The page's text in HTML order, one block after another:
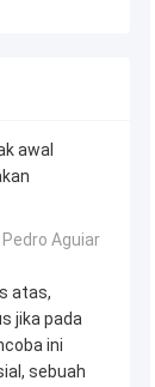
awal
Aguiar
atas,
jika pada
ini
sebuah